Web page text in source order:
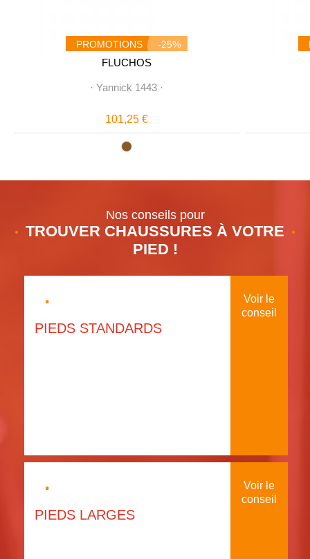
PROMOTIONS -25%
FLUCHOS
· Yannick 1443 ·
101,25 €
Nos conseils pour
TROUVER CHAUSSURES À VOTRE
PIED !
·
PIEDS STANDARDS
Voir le
conseil
·
PIEDS LARGES
Voir le
conseil